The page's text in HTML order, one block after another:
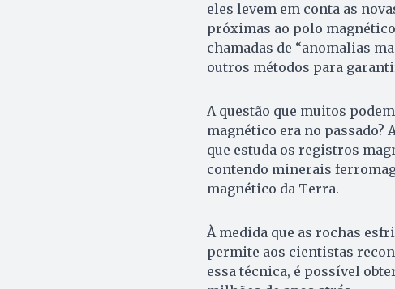
eles levem em conta as
próximas ao polo
chamadas de “anomalias
outros métodos para
A questão que muitos
magnético era no passado?
que estuda os registros
contendo minerais
magnético da Terra.
À medida que as rochas
permite aos cientistas
essa técnica, é possível